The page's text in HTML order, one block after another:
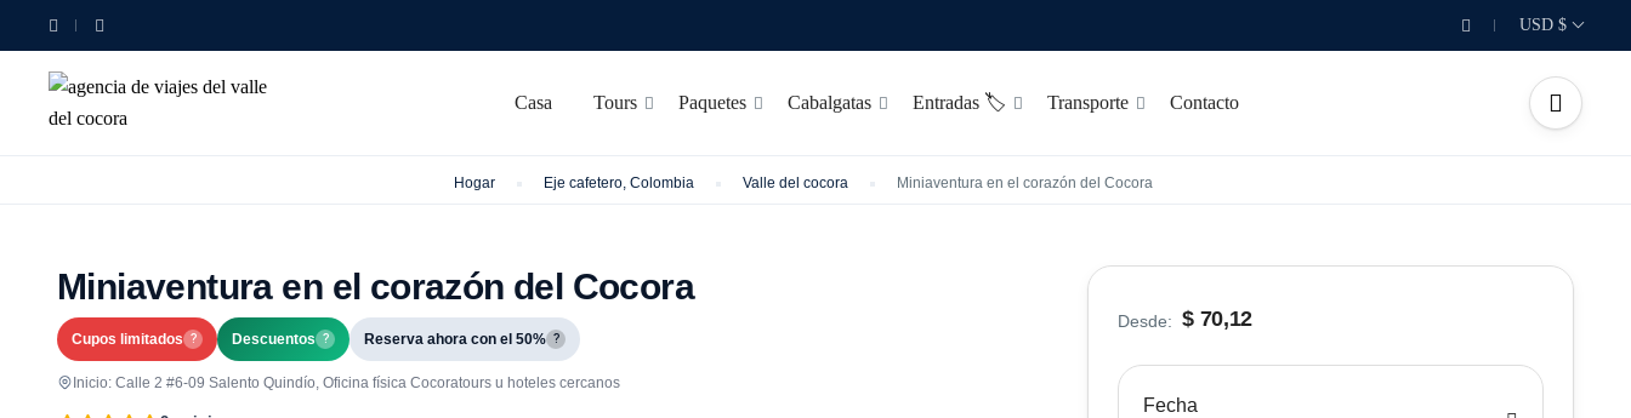
USD $
Casa Tours Paquetes Cabalgatas Entradas 🏷️ Transporte Contacto
Hogar Eje cafetero, Colombia Valle del cocora Miniaventura en el corazón del Cocora
Miniaventura en el corazón del Cocora
Cupos limitados ? Descuentos ? Reserva ahora con el 50% ?
Inicio: Calle 2 #6-09 Salento Quindío, Oficina física Cocoratours u hoteles cercanos
Desde: $ 70,12
Fecha